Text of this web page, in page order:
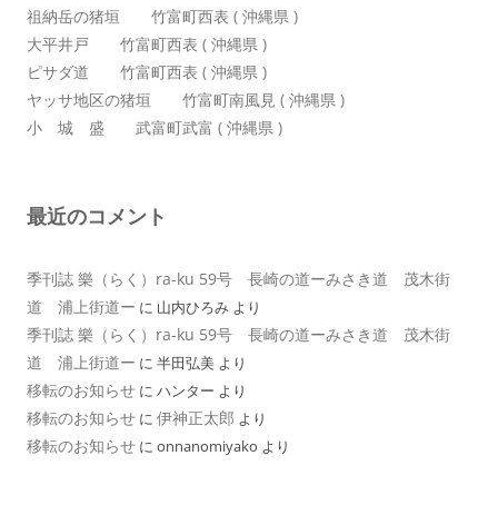
祖納岳の猪垣 竹富町西表 ( 沖縄県 )
大平井戸 竹富町西表 ( 沖縄県 )
ピサダ道 竹富町西表 ( 沖縄県 )
ヤッサ地区の猪垣 竹富町南風見 ( 沖縄県 )
小 城 盛 武富町武富 ( 沖縄県 )
最近のコメント
季刊誌 樂（らく）ra-ku 59号 長崎の道ーみさき道 茂木街
道 浦上街道ー に 山内ひろみ より
季刊誌 樂（らく）ra-ku 59号 長崎の道ーみさき道 茂木街
道 浦上街道ー に 半田弘美 より
移転のお知らせ に ハンター より
移転のお知らせ に 伊神正太郎 より
移転のお知らせ に onnanomiyako より